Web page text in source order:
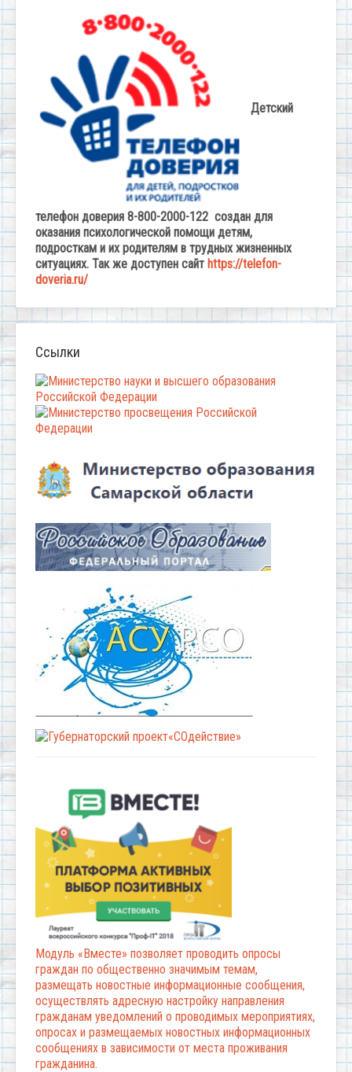
Детский
телефон доверия 8-800-2000-122 создан для
оказания психологической помощи детям,
подросткам и их родителям в трудных жизненных
ситуациях. Так же доступен сайт https://telefon-
doveria.ru/
Ссылки
Модуль «Вместе» позволяет проводить опросы
граждан по общественно значимым темам,
размещать новостные информационные сообщения,
осуществлять адресную настройку направления
гражданам уведомлений о проводимых мероприятиях,
опросах и размещаемых новостных информационных
сообщениях в зависимости от места проживания
гражданина.